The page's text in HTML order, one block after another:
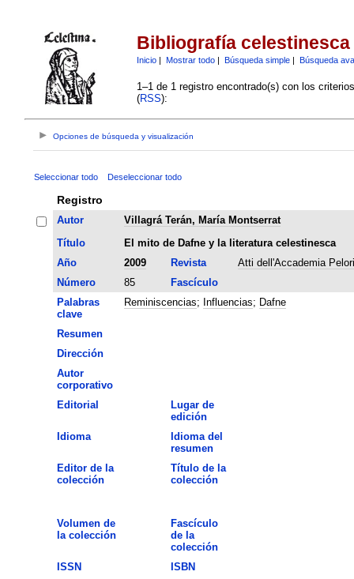
Bibliografía celestinesca
Inicio| Mostrar todo| Búsqueda simple| Búsqueda
1–1 de 1 registro encontrado(s) con los
(RSS):
Opciones de búsqueda y visualización
Seleccionar todo Deseleccionar todo
Registro
Autor
Villagrá Terán, María Montserrat
Título
El mito de Dafne y la literatura celestinesca
Año
2009 Revista
Atti dell'Accademia
Número
85
Fascículo
Palabras
clave
Reminiscencias; Influencias; Dafne
Resumen
Dirección
Autor
corporativo
Editorial
Lugar de
edición
Idioma
Idioma del
resumen
Editor de la
colección
Título de la
colección
Volumen de
la colección
Fascículo
de la
colección
ISSN
ISBN